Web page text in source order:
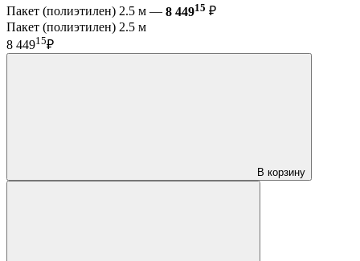
Пакет (полиэтилен) 2.5 м — 8 44915 ₽
Пакет (полиэтилен) 2.5 м
8 44915₽
В корзину